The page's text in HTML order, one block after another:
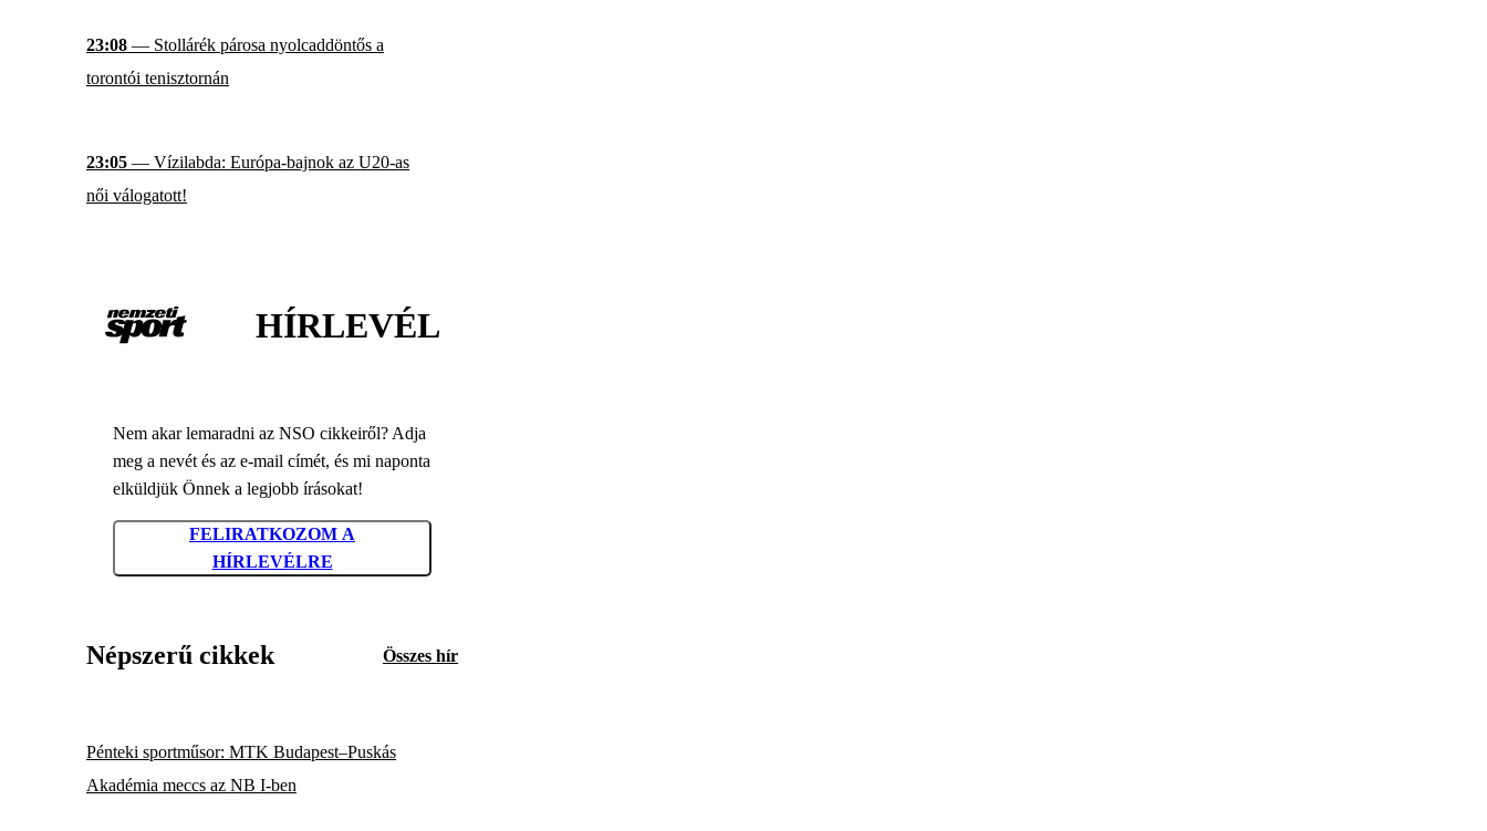
23:08 — Stollárék párosa nyolcaddöntős a
torontói tenisztornán
23:05 — Vízilabda: Európa-bajnok az U20-as
női válogatott!
HÍRLEVÉL
Nem akar lemaradni az NSO cikkeiről? Adja
meg a nevét és az e-mail címét, és mi naponta
elküldjük Önnek a legjobb írásokat!
FELIRATKOZOM A
HÍRLEVÉLRE
Népszerű cikkek Összes hír
Pénteki sportműsor: MTK Budapest–Puskás
Akadémia meccs az NB I-ben